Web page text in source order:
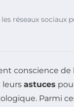
réseaux sociaux
conscience de
leurs astuces
Parmi